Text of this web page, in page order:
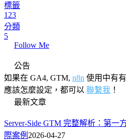
標籤
123
分類
5
Follow Me
公告
如果在 GA4, GTM, n8n 使用中有
應該怎麼設定，都可以 聯繫我 ！
最新文章
Server-Side GTM 完整解析：第一
際案例 2026-04-27